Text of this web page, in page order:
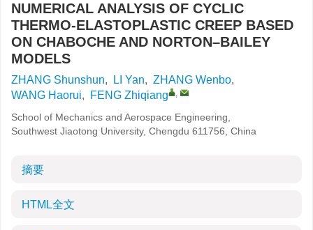
NUMERICAL ANALYSIS OF CYCLIC
THERMO-ELASTOPLASTIC CREEP BASED
ON CHABOCHE AND NORTON–BAILEY
MODELS
ZHANG Shunshun, LI Yan, ZHANG Wenbo,
WANG Haorui, FENG Zhiqiang ,
School of Mechanics and Aerospace Engineering,
Southwest Jiaotong University, Chengdu 611756, China
摘要
HTML全文